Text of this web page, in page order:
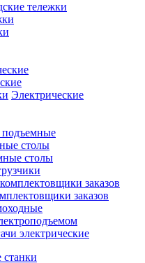
тележки
Электрические
столы
столы
заказов
электрические